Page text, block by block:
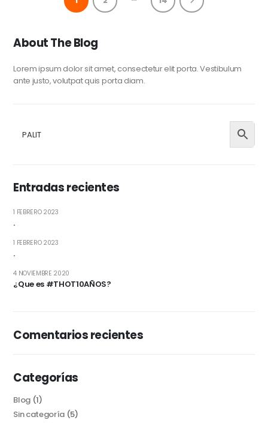
About The Blog
Lorem ipsum dolor sit amet, consectetur elit porta. Vestibulum
ante justo, volutpat quis porta diam.
Entradas recientes
.
1 FEBRERO 2023
.
1 FEBRERO 2023
¿Que es #THOT10AÑOS?
4 NOVIEMBRE 2020
Comentarios recientes
Categorías
Blog(1)
Sin categoría (5)